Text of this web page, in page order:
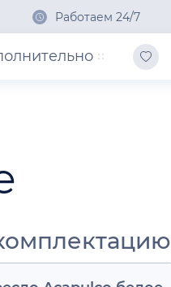
Работаем 24/7